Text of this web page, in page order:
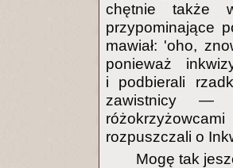
chętnie także
przypominające
mawiał: 'oho,
ponieważ
i podbierali
zawistnicy —
rozpuszczali o
Mogę tak